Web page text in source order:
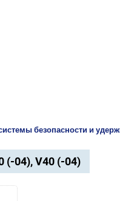
безопасности и
(-04), V40 (-04)